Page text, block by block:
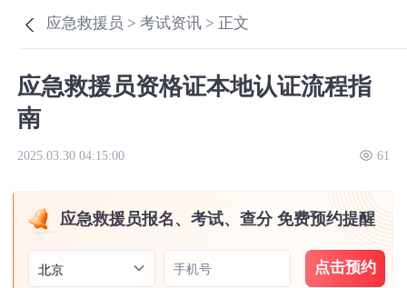
应急救援员 >考试资讯 > 正文
应急救援员资格证本地认证流程指
南
2025.03.30 04:15:00 61
应急救援员报名、考试、查分 免费预约提醒
北京 手机号 点击预约